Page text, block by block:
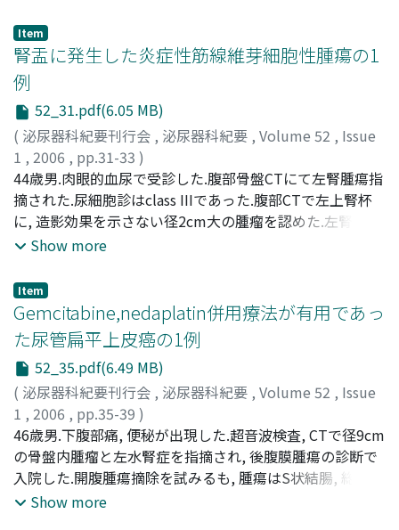
で腎下極はモザイクパターンの血流信号を示し, 左腎動静
脈瘻と診断した.腎静脈内にパルスドプラで動脈波形を検
出した.選択的左腎動脈造影を施行し, 続いて支配動脈へマ
イクロカテーテルを挿入した.プラチナコイル3個を用い,
選択的動脈塞栓術を施行した.塞栓術後より血尿は消失し,
発熱, 腰痛, 高血圧といった合併症は認めず, 退院した.1年2
ヵ月を経過した現在も血尿は認めず, 超音波検査にて経過
観察を行っているが再発の兆候は認めない
Item
腎盂に発生した炎症性筋線維芽細胞性腫瘍の1
例
52_31.pdf(6.05 MB)
( 泌尿器科紀要刊行会 , 泌尿器科紀要 , Volume 52 , Issue
1 , 2006 , pp.31-33 )
吉田, 宗一郎;渡邉, 徹;吉永, 敦史;大野, 玲奈;石井, 信行;
寺尾, 俊哉;林, 哲夫;山田, 拓己;Yoshida, Soichiro;
Watanabe, Toru;Yoshinaga, Atsushi;Ohno, Rena;Ishii,
Nobuyuki;Terao, Toshiya
44歳男.肉眼的血尿で受診した.腹部骨盤CTにて左腎腫瘍指
摘された.尿細胞診はclass IIIであった.腹部CTで左上腎杯
に, 造影効果を示さない径2cm大の腫瘤を認めた.左腎臓は
中等度水腎症を呈し, 実質は菲薄化していた.腹部MRIにて
を認めた.さらに, 左腎盂内容物は, T2強調にて水より軽度
低信号であるため, 出血が示唆された.左腎盂腫瘍と診断し
た.また, 左腎盂病変からの出血により貧血が進行するため,
左腎尿管全摘除術を施行した.病理組織学的所見により左
腎盂に発生した炎症性筋線維芽細胞性腫瘍と診断した.術
後5ヵ月経た現在, 局所再発および遠隔転移を認めていない
Show more
Item
Gemcitabine,nedaplatin併用療法が有用であっ
た尿管扁平上皮癌の1例
52_35.pdf(6.49 MB)
( 泌尿器科紀要刊行会 , 泌尿器科紀要 , Volume 52 , Issue
1 , 2006 , pp.35-39 )
梅本, 晋;三好, 康秀;横溝, 由美子;杉浦, 晋平;槙山, 和秀;
中井川, 昇;小川, 毅彦;上村, 博司;矢尾, 正祐;窪田, 吉信;
Umemoto, Susumu;Miyoshi, Yasuhide;Yokomizo,
Yumiko; Sugiura, Shinpei
46歳男.下腹部痛, 便秘が出現した.超音波検査, CTで径9cm
の骨盤内腫瘤と左水腎症を指摘され, 後腹膜腫瘍の診断で
入院した.開腹腫瘍摘除を試みるも, 腫瘍はS状結腸, 総腸骨
動静脈, 仙骨に強固に癒着しており剥離不可能であった.病
Show more